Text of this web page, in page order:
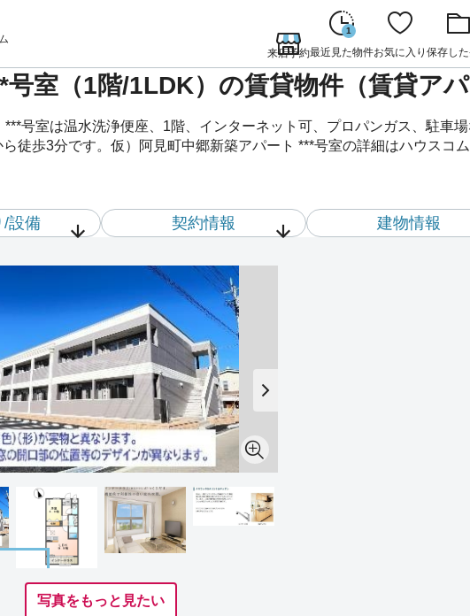
来店予約
1
最近見た物件お気に入り 保存し
室（1階/1LDK）の賃貸物件（賃貸アパ
号室は温水洗浄便座、1階、インターネット可、プロパンガス、駐車
徒歩3分です。仮）阿見町中郷新築アパート ***号室の詳細はハウスコ
/設備 契約情報 建物情報
写真をもっと見たい